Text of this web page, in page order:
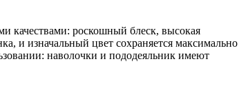
качествами: роскошный блеск, высокая
и изначальный цвет сохраняется максимально
наволочки и пододеяльник имеют